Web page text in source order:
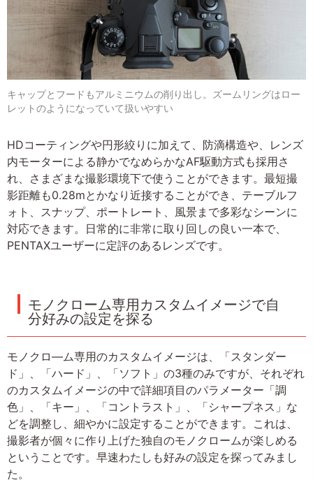
キャップとフードもアルミニウムの削り出し。ズームリングはロー
レットのようになっていて扱いやすい
HDコーティングや円形絞りに加えて、防滴構造や、レンズ
内モーターによる静かでなめらかなAF駆動方式も採用さ
れ、さまざまな撮影環境下で使うことができます。最短撮
影距離も0.28mとかなり近接することができ、テーブルフ
ォト、スナップ、ポートレート、風景まで多彩なシーンに
対応できます。日常的に非常に取り回しの良い一本で、
PENTAXユーザーに定評のあるレンズです。
モノクローム専用カスタムイメージで自
分好みの設定を探る
モノクロ―ム専用のカスタムイメージは、「スタンダー
ド」、「ハード」、「ソフト」の3種のみですが、それぞれ
のカスタムイメージの中で詳細項目のパラメーター「調
色」、「キー」、「コントラスト」、「シャープネス」な
どを調整し、細やかに設定することができます。これは、
撮影者が個々に作り上げた独自のモノクロームが楽しめる
ということです。早速わたしも好みの設定を探ってみまし
た。